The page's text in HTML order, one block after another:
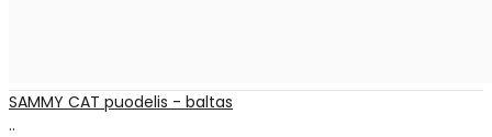
SAMMY CAT puodelis - baltas
..